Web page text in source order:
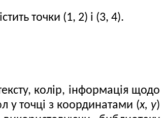
точки (1, 2) і (3, 4).
колір, інформація щодо
у точці з координатами (x, y)